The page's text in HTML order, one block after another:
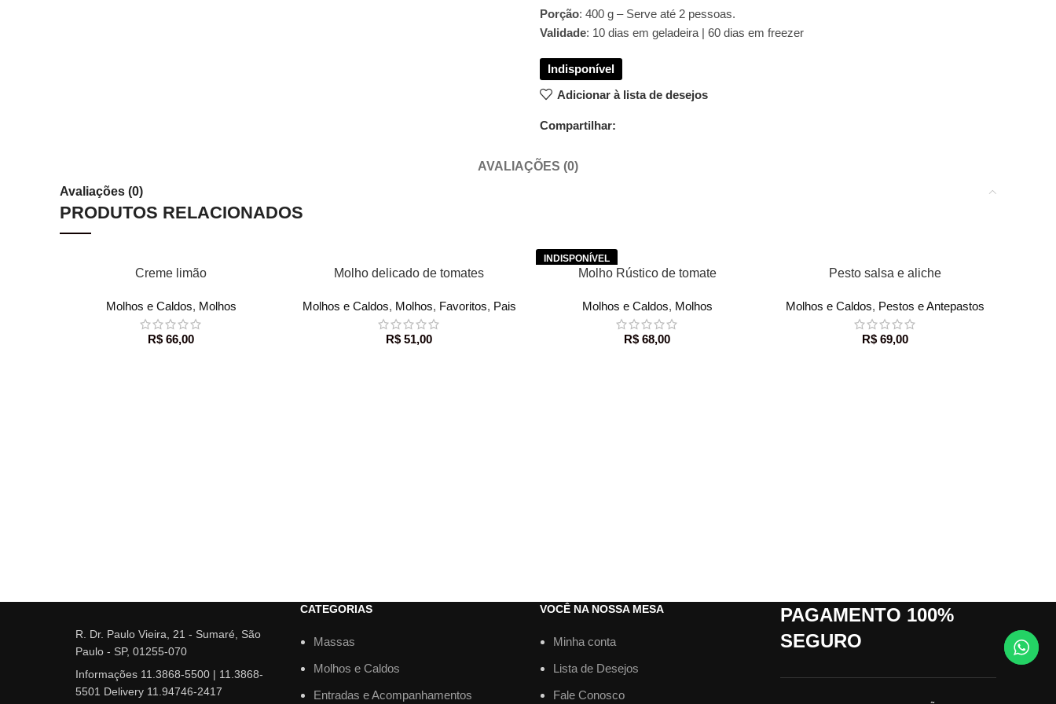
Porção: 400 g – Serve até 2 pessoas.
Validade: 10 dias em geladeira | 60 dias em freezer
Adicionar à lista de desejos
Compartilhar:
AVALIAÇÕES (0)
Avaliações (0)
PRODUTOS RELACIONADOS
ADICIONAR AO CARRINHO
Creme limão
Molhos e Caldos, Molhos
R$ 66,00
ADICIONAR AO CARRINHO
Molho delicado de tomates
Molhos e Caldos, Molhos, Favoritos, Pais
R$ 51,00
LER MAISMolho Rústico de tomate
Molhos e Caldos, Molhos
R$ 68,00
ADICIONAR AO CARRINHO
Pesto salsa e aliche
Molhos e Caldos, Pestos e Antepastos
R$ 69,00
R. Dr. Paulo Vieira, 21 - Sumaré, São
Paulo - SP, 01255-070
Informações 11.3868-5500 | 11.3868-
5501 Delivery 11.94746-2417
CATEGORIAS
Massas
Molhos e Caldos
Entradas e Acompanhamentos
VOCÊ NA NOSSA MESA
Minha conta
Lista de Desejos
Fale Conosco
PAGAMENTO 100%
SEGURO